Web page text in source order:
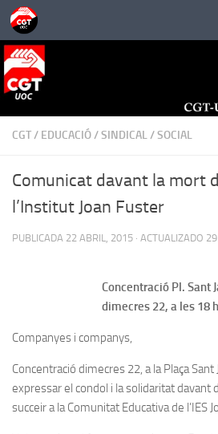
Saltar al contenido
CGT/ EDUCACIÓ/SINDICAL/SOCIAL
Comunicat davant la mort
l’Institut Joan Fuster
PUBLICADA 22 ABRIL, 2015 · ACTUALIZADO
Concentració Pl. Sant
dimecres 22, a les 18
Companyes i companys,
Concentració dimecres 22, a la Plaça
expressar el condol i la solidaritat davant
succeir a la Comunitat Educativa de l’IES